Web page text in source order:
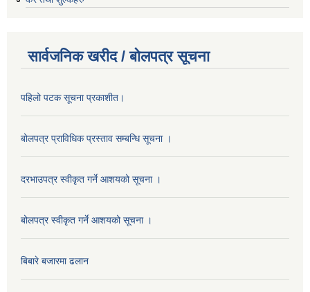
सार्वजनिक खरीद / बोलपत्र सूचना
पहिलो पटक सूचना प्रकाशीत।
बोलपत्र प्राविधिक प्रस्ताव सम्बन्धि सूचना ।
दरभाउपत्र स्वीकृत गर्ने आशयको सूचना ।
बोलपत्र स्वीकृत गर्ने आशयको सूचना ।
बिबारे बजारमा ढलान